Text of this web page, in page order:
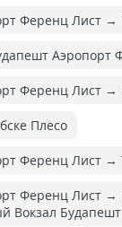
Ференц Лист
Аэропорт
Ференц Лист →
Плесо
Ференц Лист →
Ференц Лист →
Вокзал Будапешт